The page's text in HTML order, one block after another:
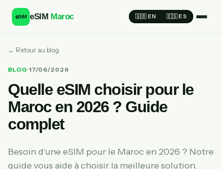
eSIM eSIM Maroc 🇬🇧 EN 🇪🇸 ES
← Retour au blog
BLOG·17/06/2026
Quelle eSIM choisir pour le
Maroc en 2026 ? Guide
complet
Besoin d'une eSIM pour le Maroc en 2026 ? Notre
guide vous aide à choisir la meilleure solution.